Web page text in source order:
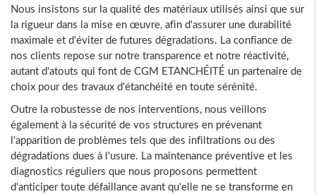
Nous insistons sur la qualité des matériaux utilisés ainsi que sur
la rigueur dans la mise en œuvre, afin d'assurer une durabilité
maximale et d'éviter de futures dégradations. La confiance de
nos clients repose sur notre transparence et notre réactivité,
autant d'atouts qui font de CGM ETANCHÉITÉ un partenaire de
choix pour des travaux d'étanchéité en toute sérénité.
Outre la robustesse de nos interventions, nous veillons
également à la sécurité de vos structures en prévenant
l'apparition de problèmes tels que des infiltrations ou des
dégradations dues à l'usure. La maintenance préventive et les
diagnostics réguliers que nous proposons permettent
d'anticiper toute défaillance avant qu'elle ne se transforme en